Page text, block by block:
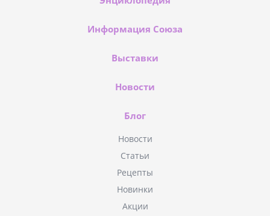
Информация Союза
Выставки
Новости
Блог
Новости
Статьи
Рецепты
Новинки
Акции